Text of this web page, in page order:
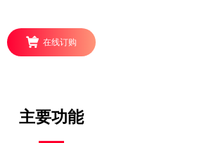
在线订购
主要功能